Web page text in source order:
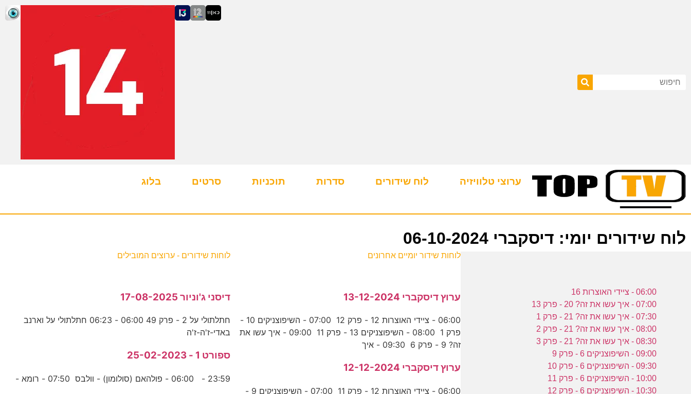
ערוצי טלוויזיה לוח שידורים סדרות תוכניות סרטים בלוג
לוח שידורים יומי: דיסקברי 06-10-2024
06:00 - ציידי האוצרות 16
07:00 - איך עשו את זה? 20 - פרק 13
07:30 - איך עשו את זה? 21 - פרק 1
08:00 - איך עשו את זה? 21 - פרק 2
08:30 - איך עשו את זה? 21 - פרק 3
09:00 - השיפוצניקים 6 - פרק 9
09:30 - השיפוצניקים 6 - פרק 10
10:00 - השיפוצניקים 6 - פרק 11
10:30 - השיפוצניקים 6 - פרק 12
לוחות שידור יומיים אחרונים
ערוץ דיסקברי 13-12-2024
06:00 - ציידי האוצרות 12 - פרק 12 07:00 - השיפוצניקים 10 -
פרק 1 08:00 - השיפוצניקים 13 - פרק 11 09:00 - איך עשו את
זה? 9 - פרק 6 09:30 - איך
ערוץ דיסקברי 12-12-2024
06:00 - ציידי האוצרות 12 - פרק 11 07:00 - השיפוצניקים 9 -
לוחות שידורים - ערוצים המובילים
דיסני ג'וניור 17-08-2025
חתלתולי על 2 - פרק 49 06:00 - 06:23 חתלתולי על וארנב
באדי-ז'ה-ז'ה
ספורט 1 - 25-02-2023
23:59 - 06:00 - פולהאם (סולומון) - וולבס 07:50 - רומא -